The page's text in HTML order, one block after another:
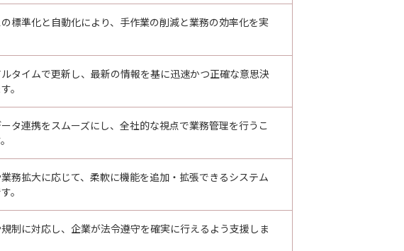
標準化と自動化により、手作業の削減と業務の効率化を実
タイムで更新し、最新の情報を基に迅速かつ正確な意思決
。
タ連携をスムーズにし、全社的な視点で業務管理を行うこ
務拡大に応じて、柔軟に機能を追加・拡張できるシステム
。
制に対応し、企業が法令遵守を確実に行えるよう支援しま